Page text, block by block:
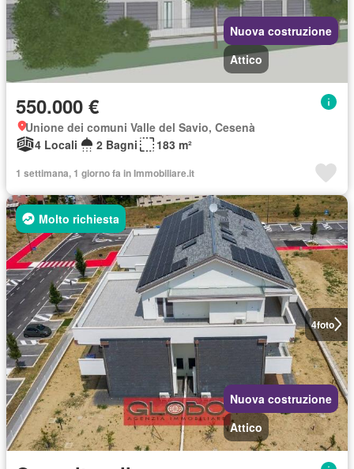
Nuova costruzione
Attico
550.000 €
Unione dei comuni Valle del Savio, Cesenà
4 Locali
2 Bagni 183 m²
1 settimana, 1 giorno fa in Immobiliare.it
4foto
Molto richiesta
Nuova costruzione
Attico